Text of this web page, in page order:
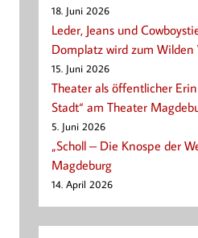
18. Juni 2026
Leder, Jeans und
Domplatz wird zum Wilden
15. Juni 2026
Theater als öffentlicher
Stadt“ am Theater
5. Juni 2026
„Scholl – Die Knospe der
Magdeburg
14. April 2026